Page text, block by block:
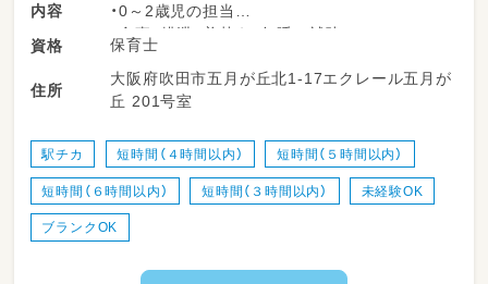
内容
・0～2歳児の担当
・食事、排泄、着替え、午睡の補助
・園内の環境整備
・保護者対応 ※勤務時間数・時間帯によっては
無い場合もあります。
によって作成書類は異なります。
（連絡帳、個別指導計画票、週案、ヒヤリハット
等）
資格 保育士
住所
大阪府吹田市五月が丘北1-17エクレール五月が
丘 201号室
駅チカ 短時間（４時間以内） 短時間（５時間以内）
短時間（６時間以内） 短時間（３時間以内） 未経験OK
ブランクOK